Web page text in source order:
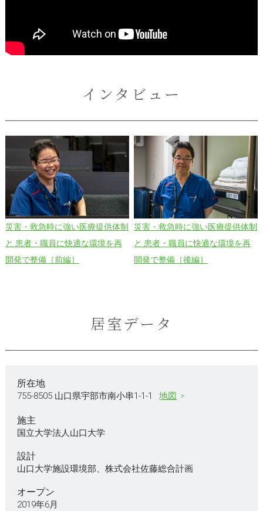
インタビュー
災害・救急時に強い医療提供体制
と 患者・職員に快適な環境を再
開発で整備［前編］
災害・救急時に強い医療提供体制
と 患者・職員に快適な環境を再
開発で整備［後編］
居室データ
所在地
755-8505 山口県宇部市南小串1-1-1 地図
施主
国立大学法人山口大学
設計
山口大学施設環境部、株式会社佐藤総合計画
オープン
2019年6月